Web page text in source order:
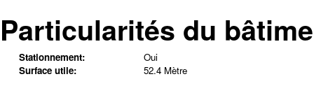
Particularités du
Stationnement:
Oui
Surface utile:
52.4 Mètre